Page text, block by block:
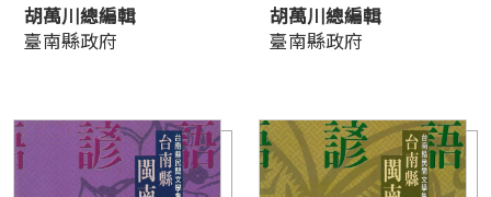
胡萬川總編輯
臺南縣政府
胡萬川總編輯
臺南縣政府